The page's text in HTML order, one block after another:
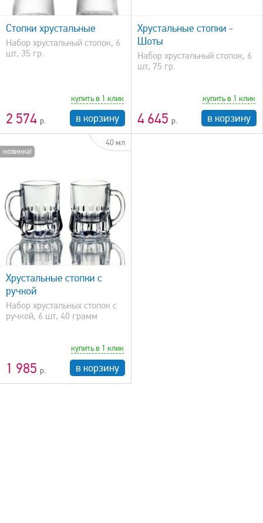
Стопки хрустальные
Набор хрустальный стопок, 6
шт, 35 гр.
2 574
купить в 1 клик
в корзину
быстрый просмотр
Хрустальные стопки -
Шоты
Набор хрустальный стопок, 6
шт, 75 гр.
4 645
купить в 1 клик
в корзину
новинка!
40 мл
Хрустальные стопки с
ручкой
Набор хрустальных стопок с
ручкой, 6 шт, 40 грамм
1 985
купить в 1 клик
в корзину